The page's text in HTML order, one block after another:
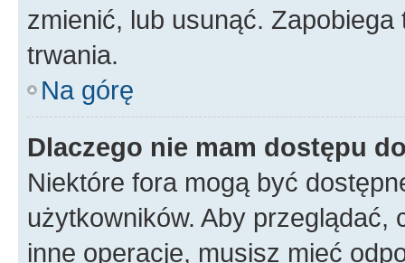
zmienić, lub usunąć.
trwania.
Na górę
Dlaczego nie mam dostępu
Niektóre fora mogą być
użytkowników. Aby
inne operacje, musisz mieć